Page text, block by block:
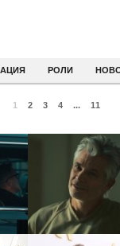
РОЛИ
1 2 3 4 ... 11